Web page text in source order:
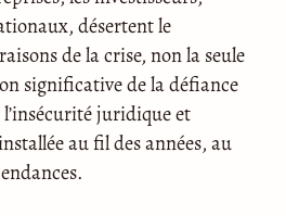
désertent le
de la crise, non la seule
significative de la défiance
juridique et
au fil des années, au